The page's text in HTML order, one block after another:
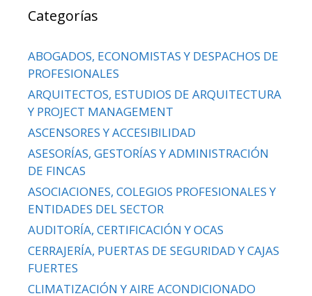
Categorías
ABOGADOS, ECONOMISTAS Y DESPACHOS DE
PROFESIONALES
ARQUITECTOS, ESTUDIOS DE ARQUITECTURA
Y PROJECT MANAGEMENT
ASCENSORES Y ACCESIBILIDAD
ASESORÍAS, GESTORÍAS Y ADMINISTRACIÓN
DE FINCAS
ASOCIACIONES, COLEGIOS PROFESIONALES Y
ENTIDADES DEL SECTOR
AUDITORÍA, CERTIFICACIÓN Y OCAS
CERRAJERÍA, PUERTAS DE SEGURIDAD Y CAJAS
FUERTES
CLIMATIZACIÓN Y AIRE ACONDICIONADO